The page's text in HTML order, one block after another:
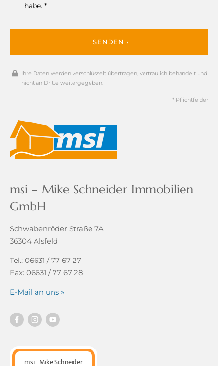
habe. *
SENDEN ›
Ihre Daten werden verschlüsselt übertragen, vertraulich behandelt und
nicht an Dritte weitergegeben.
* Pflichtfelder
msi – Mike Schneider Immobilien
GmbH
Schwabenröder Straße 7A
36304 Alsfeld
Tel.: 06631 / 77 67 27
Fax: 06631 / 77 67 28
E-Mail an uns »
msi - Mike Schneider